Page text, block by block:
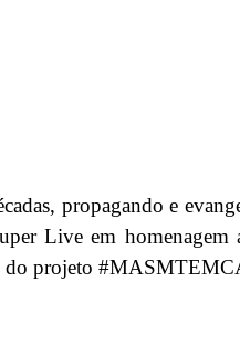
propagando e
Live em
do projeto